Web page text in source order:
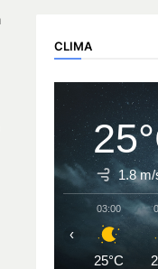
CLIMA
1.8 m/
03:00
25°C
‹